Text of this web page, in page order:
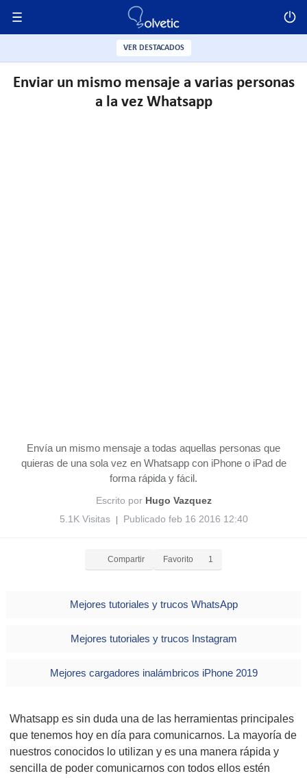
Enviar un mismo mensaje a varias personas
a la vez Whatsapp
Envía un mismo mensaje a todas aquellas personas que
quieras de una sola vez en Whatsapp con iPhone o iPad de
forma rápida y fácil.
Escrito por Hugo Vazquez
5.1K Visitas
Publicado feb 16 2016 12:40
Compartir Favorito 1
Mejores tutoriales y trucos WhatsApp
Mejores tutoriales y trucos Instagram
Mejores cargadores inalámbricos iPhone 2019
Whatsapp es sin duda una de las herramientas principales
que tenemos hoy en día para comunicarnos. La mayoría de
nuestros conocidos lo utilizan y es una manera rápida y
sencilla de poder comunicarnos con todos ellos estén
VER DESTACADOS